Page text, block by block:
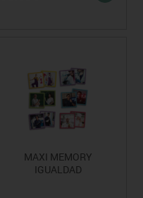
MAXI MEMORY
IGUALDAD